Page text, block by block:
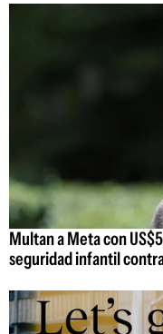
Multan a Meta con
seguridad infantil